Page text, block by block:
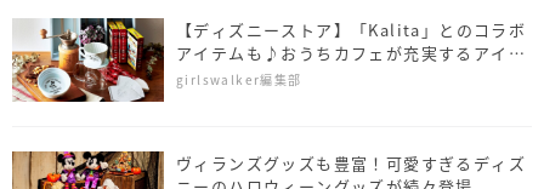
【ディズニーストア】「Kalita」とのコラボ
アイテムも♪おうちカフェが充実するアイテ
ムがずらり
girlswalker編集部
ヴィランズグッズも豊富！可愛すぎるディズ